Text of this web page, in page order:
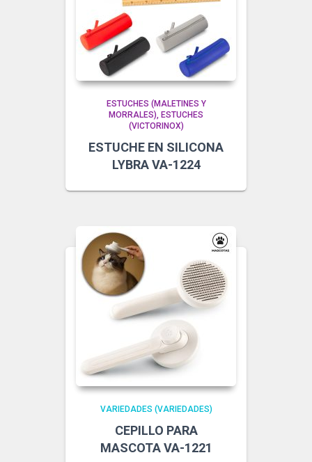
ESTUCHES (MALETINES Y
MORRALES)
ESTUCHES
(VICTORINOX)
ESTUCHE EN SILICONA
LYBRA VA-1224
VARIEDADES (VARIEDADES)
CEPILLO PARA
MASCOTA VA-1221